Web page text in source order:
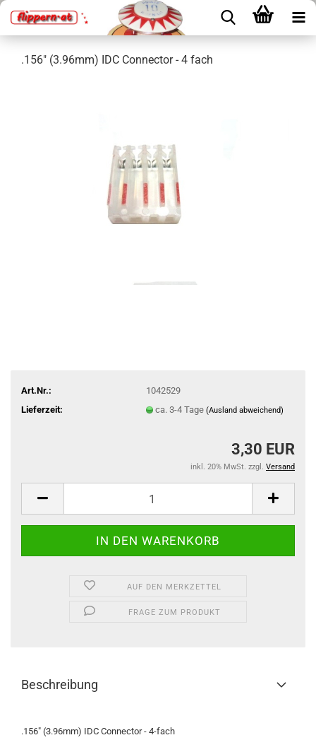
.156" (3.96mm) IDC Connector - 4 fach
Art.Nr.:
1042529
Lieferzeit:
ca. 3-4 Tage (Ausland abweichend)
3,30 EUR
inkl. 20% MwSt. zzgl. Versand
AUF DEN MERKZETTEL
FRAGE ZUM PRODUKT
Beschreibung
.156" (3.96mm) IDC Connector - 4-fach